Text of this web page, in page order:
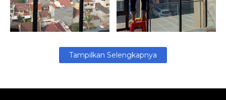
September 23, 2025 Agustus 11, 2025
Tampilkan Selengkapnya